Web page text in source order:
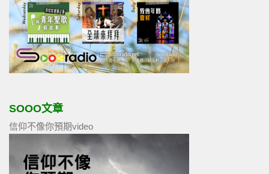
SOOO文章
信仰不像你預期video